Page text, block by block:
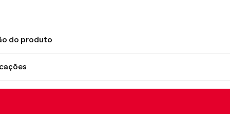
do produto